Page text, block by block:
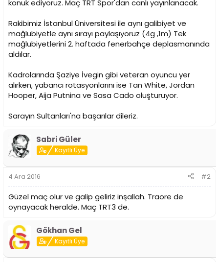
a
i
i
konuk ediyoruz. Maç TRT Spor'dan canlı yayınlanacak.
Rakibimiz İstanbul Üniversitesi ile aynı galibiyet ve
mağlubiyetle aynı sırayı paylaşıyoruz (4g ,1m) Tek
mağlubiyetlerini 2. haftada fenerbahçe deplasmanında
aldılar.
Kadrolarında Şaziye İvegin gibi veteran oyuncu yer
alırken, yabancı rotasyonlarını ise Tan White, Jordan
Hooper, Aija Putnina ve Sasa Cado oluşturuyor.
Sarayın Sultanları'na başarılar dileriz.
Sabri Güler
Kayıtlı Üye
4 Ara 2016 #2
Güzel maç olur ve galip geliriz inşallah. Traore de
oynayacak heralde. Maç TRT3 de.
Gökhan Gel
Kayıtlı Üye